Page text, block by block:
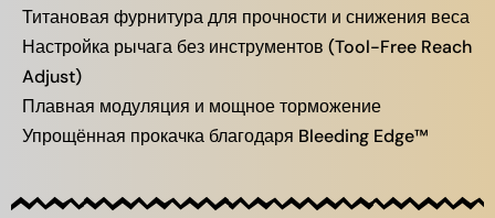
Титановая фурнитура для прочности и снижения веса
Настройка рычага без инструментов (Tool-Free Reach
Adjust)
Плавная модуляция и мощное торможение
Упрощённая прокачка благодаря Bleeding Edge™